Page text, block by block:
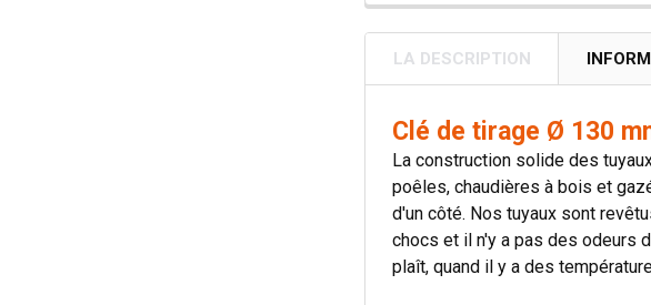
LA DESCRIPTION
Clé de tirage Ø 130
La construction solide des
poêles, chaudières à bois et
d'un côté. Nos tuyaux sont
chocs et il n'y a pas des odeurs
plaît, quand il y a des